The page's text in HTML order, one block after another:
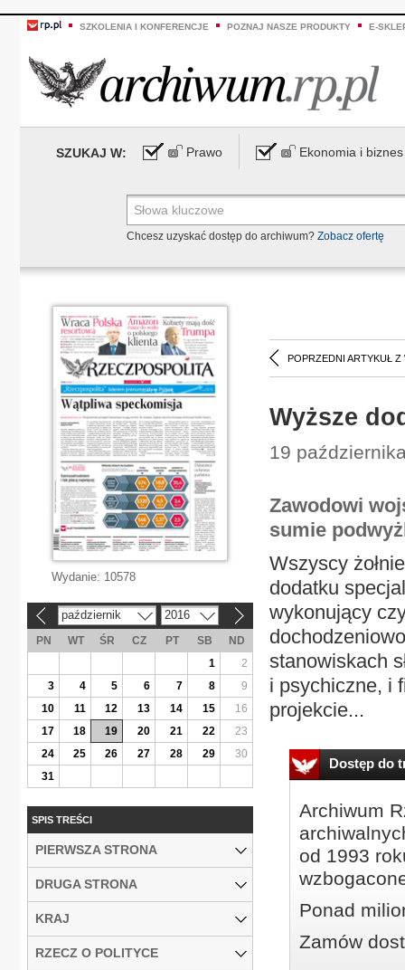
SZKOLENIA I KONFERENCJE POZNAJ NASZE PRODUKTY E-
SZUKAJ W: Prawo Ekonomia i biznes
Chcesz uzyskać dostęp do archiwum? Zobacz ofertę
POPRZEDNI ARTYKUŁ Z
Wyższe
19
Zawodowi
sumie
Wszyscy
dodatku
wykonujący
stanowiskach
i psychiczne, i
projekcie...
Dostęp do
Archiwum
od 1993
Ponad
Zamów
Wydanie: 10578
październik 2016
PN WT ŚR CZ PT SB
ND
1
2
3
4 5 6 7 8
9
10
11 12 13 14 15
16
17
18 19 20 21 22
23
24
25 26 27 28 29
30
31
SPIS TREŚCI
PIERWSZA STRONA
DRUGA STRONA
KRAJ
RZECZ O POLITYCE